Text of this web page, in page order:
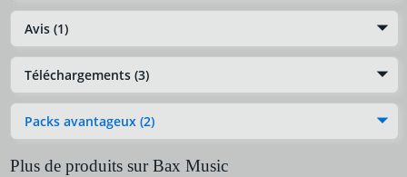
Avis (1)
Téléchargements (3)
Packs avantageux (2)
Plus de produits sur Bax Music